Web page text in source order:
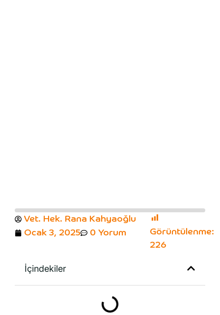
Vet. Hek. Rana Kahyaoğlu
Ocak 3, 2025
0 Yorum
Görüntülenme:
226
İçindekiler